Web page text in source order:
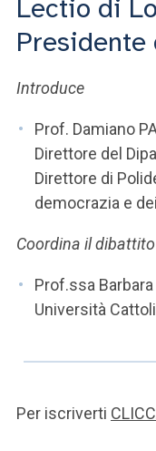
SEI UN DOCENTE O UN
ACCEDI A
Lectio di
Presidente
Introduce
Prof. Damiano
Direttore del
Direttore di
democrazia e
Coordina il dibattito
Prof.ssa Barbara
Università
Per iscriverti